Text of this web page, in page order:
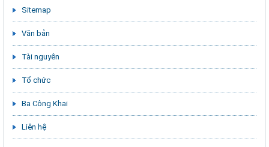
Sitemap
Văn bản
Tài nguyên
Tổ chức
Ba Công Khai
Liên hệ